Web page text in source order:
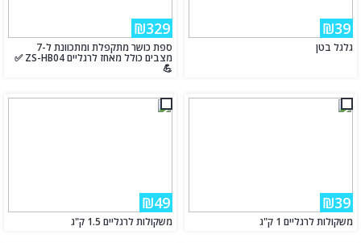
₪39
גלגל בטן
₪329
ספת כושר מתקפלת ומתכוונת ל-7
מצבים כולל מאחז לרגליים ZS-HB04 ✅
💪
₪39
משקולות לרגליים 1 ק"ג
₪49
משקולות לרגליים 1.5 ק"ג